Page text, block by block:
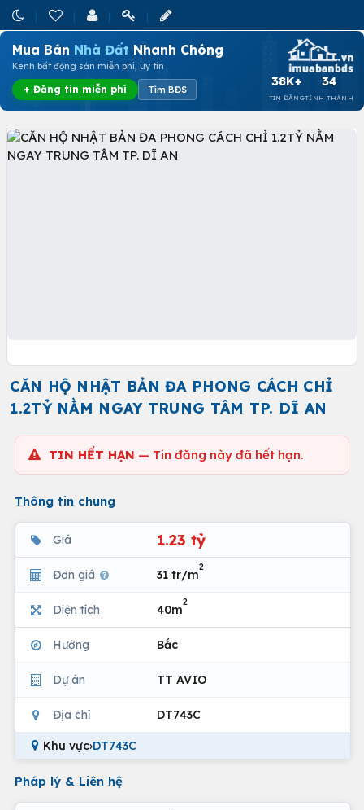
Mua Bán Nhà Đất Nhanh Chóng
Kênh bất động sản miễn phí, uy tín
+ Đăng tin miễn phí Tìm BĐS
38K+
TIN ĐĂNG
34
TỈNH THÀNH
CĂN HỘ NHẬT BẢN ĐA PHONG CÁCH CHỈ
1.2TỶ NẰM NGAY TRUNG TÂM TP. DĨ AN
TIN HẾT HẠN — Tin đăng này đã hết hạn.
Thông tin chung
Giá 1.23 tỷ
Đơn giá 31 tr/m
2
Diện tích 40m
2
Hướng Bắc
Dự án TT AVIO
Địa chỉ DT743C
Khu vực›DT743C
Pháp lý & Liên hệ